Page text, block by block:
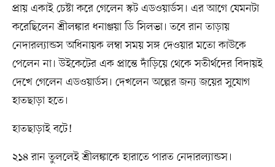
প্রায় একাই চেষ্টা করে গেলেন স্কট এডওয়ার্ডস। এর আগে যেমনটা
করেছিলেন শ্রীলঙ্কার ধনাঞ্জয়া ডি সিলভা। তবে রান তাড়ায়
নেদারল্যান্ডস অধিনায়ক লম্বা সময় সঙ্গ দেওয়ার মতো কাউকে
পেলেন না। উইকেটের এক প্রান্তে দাঁড়িয়ে থেকে সতীর্থদের বিদায়ই
দেখে গেলেন এডওয়ার্ডস। দেখলেন অল্পের জন্য জয়ের সুযোগ
হাতছাড়া হতে।
হাতছাড়াই বটে!
২১৪ রান তুললেই শ্রীলঙ্কাকে হারাতে পারত নেদারল্যান্ডস।